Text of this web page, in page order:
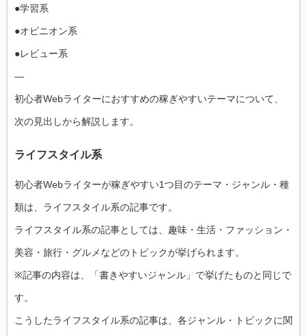
●学習系
●オピニオン系
●レビュー系
—
初心者Webライターにおすすめの稼ぎやすいテーマについて、
次の見出しから解説します。
ライフスタイル系
初心者Webライターが稼ぎやすい1つ目のテーマ・ジャンル・種
類は、ライフスタイル系の記事です。
ライフスタイル系の記事としては、趣味・生活・ファッション・
美容・旅行・グルメなどのトピックが挙げられます。
※記事の内容は、「書きやすいジャンル」で挙げたものと同じで
す。
こうしたライフスタイル系の記事は、各ジャンル・トピックに関